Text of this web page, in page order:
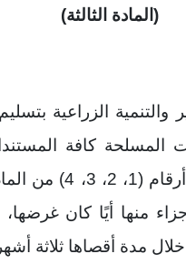
(المادة الثالثة)
والتنمية الزراعية
المسلحة كافة
بمساحات الأراضى
منها أيًا كان
مدة أقصاها ثلاثة